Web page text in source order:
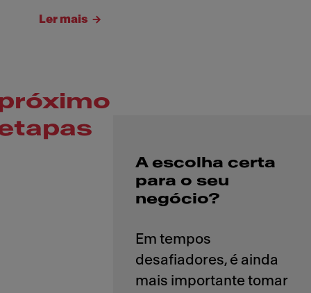
Ler mais
A escolha certa
para o seu
negócio?
Em tempos
desafiadores, é ainda
mais importante tomar